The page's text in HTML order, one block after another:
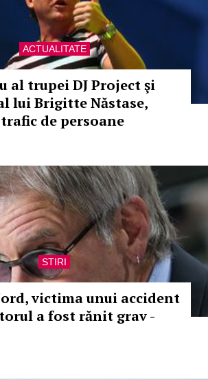
ACTUALITATE
al trupei DJ Project şi
lui Brigitte Năstase,
de persoane
STIRI
victima unui accident
a fost rănit grav -